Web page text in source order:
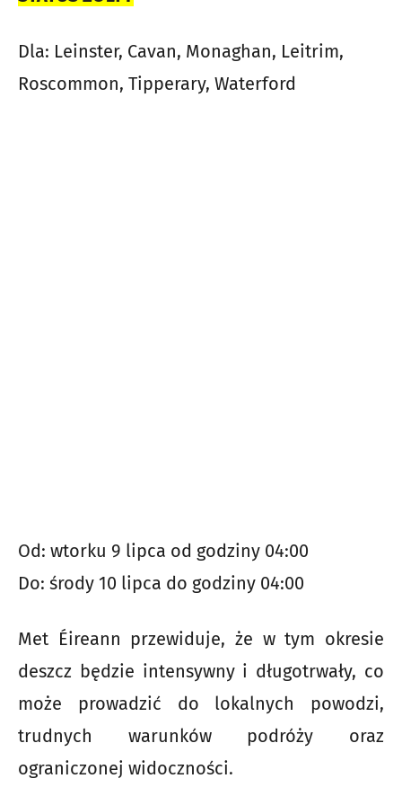
Dla: Leinster, Cavan, Monaghan, Leitrim,
Roscommon, Tipperary, Waterford
Od: wtorku 9 lipca od godziny 04:00
Do: środy 10 lipca do godziny 04:00
Met Éireann przewiduje, że w tym okresie
deszcz będzie intensywny i długotrwały, co
może prowadzić do lokalnych powodzi,
trudnych warunków podróży oraz
ograniczonej widoczności.